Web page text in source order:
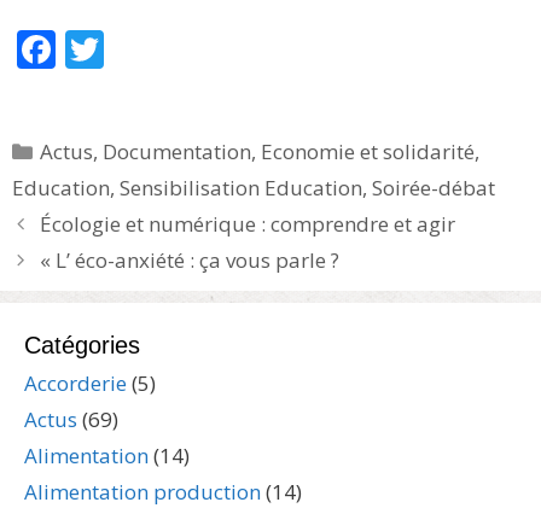
F
b
o
o
k
er
Catégories
Actus, Documentation, Economie et solidarité,
Education, Sensibilisation Education, Soirée-débat
Écologie et numérique : comprendre et agir
« L’ éco-anxiété : ça vous parle ?
Catégories
Accorderie(5)
Actus (69)
Alimentation(14)
Alimentation production(14)